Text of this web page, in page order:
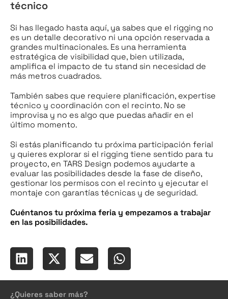
técnico
Si has llegado hasta aquí, ya sabes que el rigging no
es un detalle decorativo ni una opción reservada a
grandes multinacionales. Es una herramienta
estratégica de visibilidad que, bien utilizada,
amplifica el impacto de tu stand sin necesidad de
más metros cuadrados.
También sabes que requiere planificación, expertise
técnico y coordinación con el recinto. No se
improvisa y no es algo que puedas añadir en el
último momento.
Si estás planificando tu próxima participación ferial
y quieres explorar si el rigging tiene sentido para tu
proyecto, en TARS Design podemos ayudarte a
evaluar las posibilidades desde la fase de diseño,
gestionar los permisos con el recinto y ejecutar el
montaje con garantías técnicas y de seguridad.
Cuéntanos tu próxima feria y empezamos a trabajar
en las posibilidades.
¿Quieres saber más?